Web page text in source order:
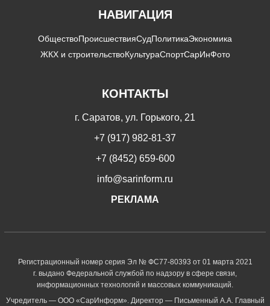
НАВИГАЦИЯ
ОбществоПроисшествияСудПолитикаЭкономика
ЖКХ и строительствоКультураСпортСарИнФото
КОНТАКТЫ
г. Саратов, ул. Горького, 21
+7 (917) 982-81-37
+7 (8452) 659-600
info@sarinform.ru
РЕКЛАМА
Регистрационный номер серия Эл № ФС77-80393 от 01 марта 2021
г. выдано Федеральной службой по надзору в сфере связи,
информационных технологий и массовых коммуникаций.
Учредитель — ООО «СарИнформ». Директор — Письменный А.А. Главный